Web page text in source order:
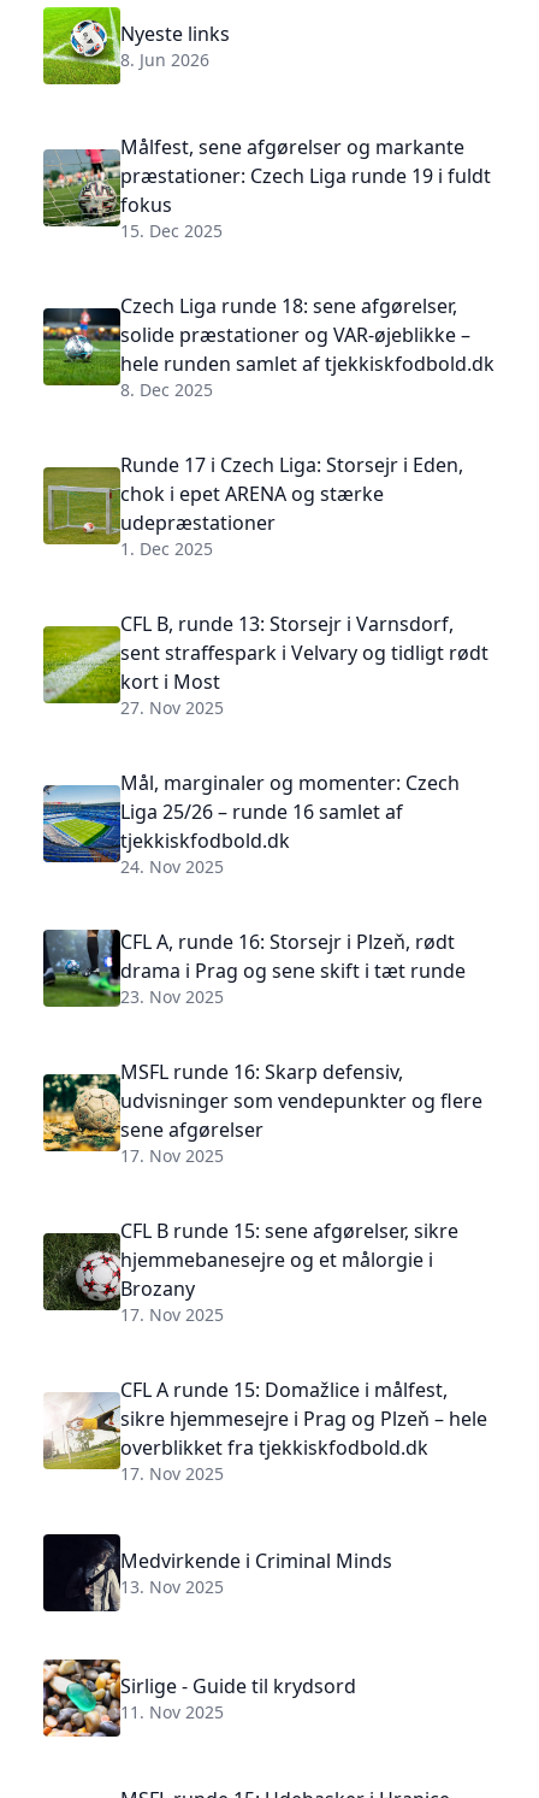
Nyeste links
8. Jun 2026
Målfest, sene afgørelser og markante
præstationer: Czech Liga runde 19 i fuldt
fokus
15. Dec 2025
Czech Liga runde 18: sene afgørelser,
solide præstationer og VAR-øjeblikke –
hele runden samlet af tjekkiskfodbold.dk
8. Dec 2025
Runde 17 i Czech Liga: Storsejr i Eden,
chok i epet ARENA og stærke
udepræstationer
1. Dec 2025
CFL B, runde 13: Storsejr i Varnsdorf,
sent straffespark i Velvary og tidligt rødt
kort i Most
27. Nov 2025
Mål, marginaler og momenter: Czech
Liga 25/26 – runde 16 samlet af
tjekkiskfodbold.dk
24. Nov 2025
CFL A, runde 16: Storsejr i Plzeň, rødt
drama i Prag og sene skift i tæt runde
23. Nov 2025
MSFL runde 16: Skarp defensiv,
udvisninger som vendepunkter og flere
sene afgørelser
17. Nov 2025
CFL B runde 15: sene afgørelser, sikre
hjemmebanesejre og et målorgie i
Brozany
17. Nov 2025
CFL A runde 15: Domažlice i målfest,
sikre hjemmesejre i Prag og Plzeň – hele
overblikket fra tjekkiskfodbold.dk
17. Nov 2025
Medvirkende i Criminal Minds
13. Nov 2025
Sirlige - Guide til krydsord
11. Nov 2025